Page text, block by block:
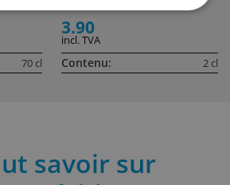
70 cl
3.90
incl. TVA
Contenu: 2 cl
savoir sur